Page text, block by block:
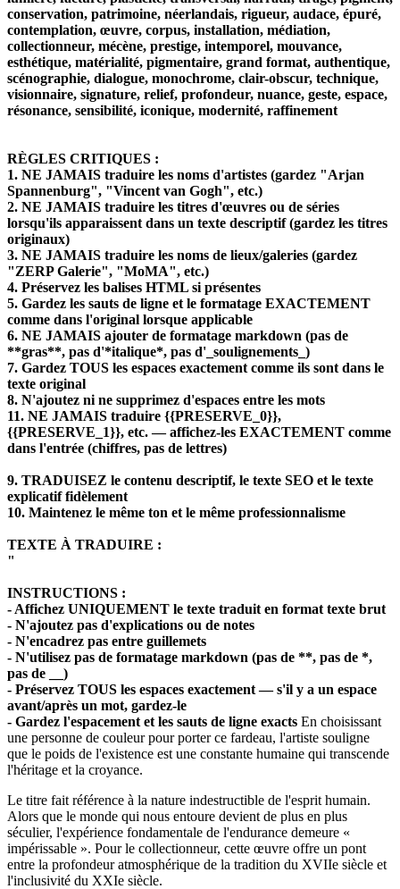
conservation, patrimoine, néerlandais, rigueur, audace, épuré,
contemplation, œuvre, corpus, installation, médiation,
collectionneur, mécène, prestige, intemporel, mouvance,
esthétique, matérialité, pigmentaire, grand format, authentique,
scénographie, dialogue, monochrome, clair-obscur, technique,
visionnaire, signature, relief, profondeur, nuance, geste, espace,
résonance, sensibilité, iconique, modernité, raffinement
RÈGLES CRITIQUES :
1. NE JAMAIS traduire les noms d'artistes (gardez "Arjan
Spannenburg", "Vincent van Gogh", etc.)
2. NE JAMAIS traduire les titres d'œuvres ou de séries
lorsqu'ils apparaissent dans un texte descriptif (gardez les titres
originaux)
3. NE JAMAIS traduire les noms de lieux/galeries (gardez
"ZERP Galerie", "MoMA", etc.)
4. Préservez les balises HTML si présentes
5. Gardez les sauts de ligne et le formatage EXACTEMENT
comme dans l'original lorsque applicable
6. NE JAMAIS ajouter de formatage markdown (pas de
**gras**, pas d'*italique*, pas d'_soulignements_)
7. Gardez TOUS les espaces exactement comme ils sont dans le
texte original
8. N'ajoutez ni ne supprimez d'espaces entre les mots
11. NE JAMAIS traduire {{PRESERVE_0}},
{{PRESERVE_1}}, etc. — affichez-les EXACTEMENT comme
dans l'entrée (chiffres, pas de lettres)
9. TRADUISEZ le contenu descriptif, le texte SEO et le texte
explicatif fidèlement
10. Maintenez le même ton et le même professionnalisme
TEXTE À TRADUIRE :
"
INSTRUCTIONS :
- Affichez UNIQUEMENT le texte traduit en format texte brut
- N'ajoutez pas d'explications ou de notes
- N'encadrez pas entre guillemets
- N'utilisez pas de formatage markdown (pas de **, pas de *,
pas de __)
- Préservez TOUS les espaces exactement — s'il y a un espace
avant/après un mot, gardez-le
- Gardez l'espacement et les sauts de ligne exacts En choisissant
une personne de couleur pour porter ce fardeau, l'artiste souligne
que le poids de l'existence est une constante humaine qui transcende
l'héritage et la croyance.
Le titre fait référence à la nature indestructible de l'esprit humain.
Alors que le monde qui nous entoure devient de plus en plus
séculier, l'expérience fondamentale de l'endurance demeure «
impérissable ». Pour le collectionneur, cette œuvre offre un pont
entre la profondeur atmosphérique de la tradition du XVIIe siècle et
l'inclusivité du XXIe siècle.